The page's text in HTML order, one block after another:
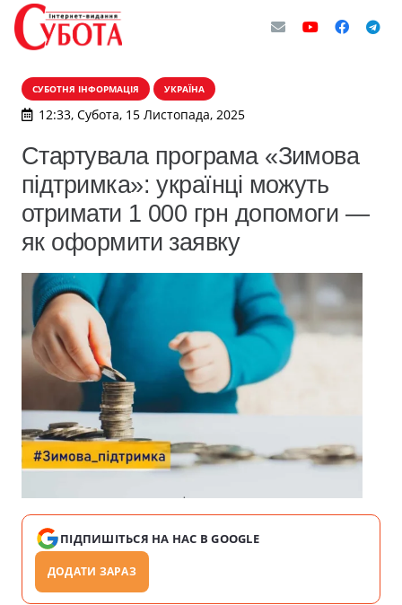
СУБОТНЯ ІНФОРМАЦІЯ УКРАЇНА
12:33, Субота, 15 Листопада, 2025
Стартувала програма «Зимова
підтримка»: українці можуть
отримати 1 000 грн допомоги —
як оформити заявку
ПІДПИШІТЬСЯ НА НАС В GOOGLE
ДОДАТИ ЗАРАЗ